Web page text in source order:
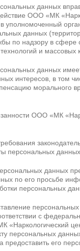
данных
ООО «МК
уполномоченный
данных
по надзору в сфере
и массовых
данных
интересов, в том
морального
ООО «МК
персональных
данных
по его просьбе
персональных
с
«Наркологический
персональных
предоставить его